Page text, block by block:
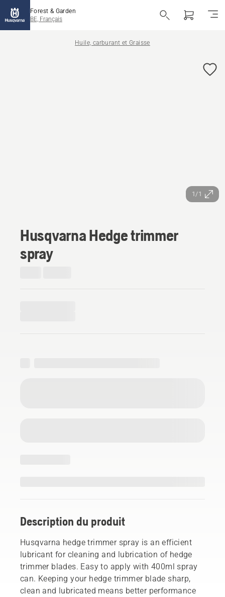
Forest & Garden
BE, Français
Huile, carburant et Graisse
1/1
Husqvarna Hedge trimmer
spray
Description du produit
Husqvarna hedge trimmer spray is an efficient
lubricant for cleaning and lubrication of hedge
trimmer blades. Easy to apply with 400ml spray
can. Keeping your hedge trimmer blade sharp,
clean and lubricated means better performance